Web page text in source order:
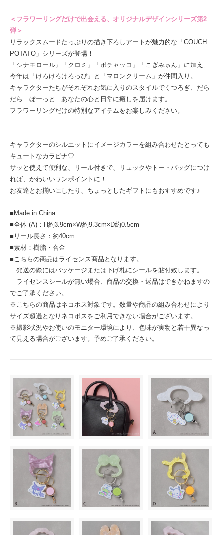
＜フラワーリングだけで出会える、オリジナルデザインシリーズ第2
弾＞
リラックスムードたっぷりの描き下ろしアートが魅力的な「COUCH
POTATO」シリーズが登場！
「シナモロール」「クロミ」「ポチャッコ」「こぎみゅん」に加え、
今年は「けろけろけろっぴ」と「マロンクリーム」が仲間入り。
キャラクターたちがそれぞれお気に入りのスタイルでくつろぎ、だら
だら…ぼーっと…あなたの心と日常に癒しを届けます。
フラワーリングだけの特別なアイテムをお楽しみください。
キャラクターのシルエットにイメージカラーを組み合わせたとっても
キュートなカラビナ♡
サッと使えて便利な、リール付きで、リュックやトートバッグにつけ
れば、かわいいワンポイントに！
お友達とお揃いにしたり、ちょっとしたギフトにもおすすめです♪
■Made in China
■全体 (A)：H約3.9cm×W約9.3cm×D約0.5cm
■リール長さ：約40cm
■素材：樹脂・合金
■こちらの商品はライセンス商品となります。
発送の際にはパッケージまたは下げ札にシールを貼付致します。
ライセンスシールが無い場合、商品の交換・返品はできかねますの
でご了承ください。
※こちらの商品はネコポス対象です。数量や商品の組み合わせにより
サイズ超過となりネコポスをご利用できない場合がございます。
※撮影状況やお使いのモニター環境により、色味が実物と若干異なっ
て見える場合がございます。予めご了承ください。